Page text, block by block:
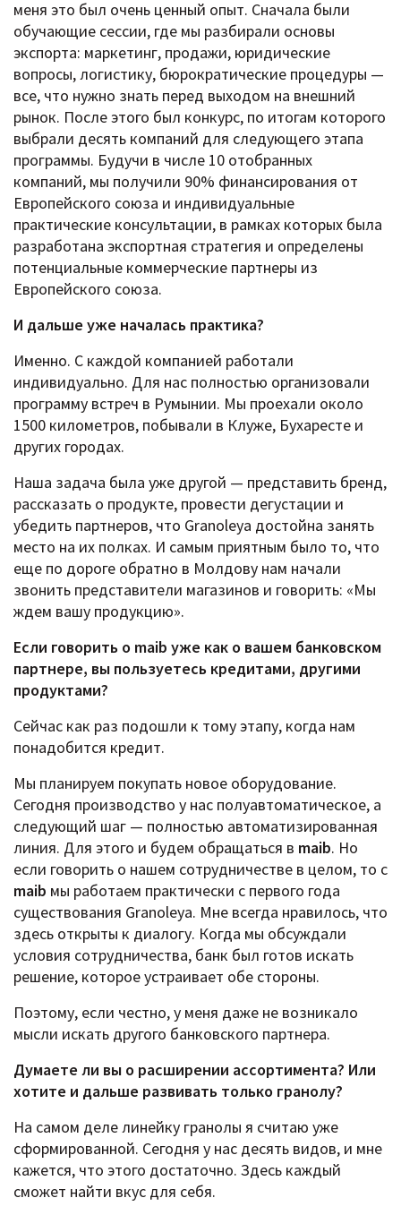
меня это был очень ценный опыт. Сначала были
обучающие сессии, где мы разбирали основы
экспорта: маркетинг, продажи, юридические
вопросы, логистику, бюрократические процедуры —
все, что нужно знать перед выходом на внешний
рынок. После этого был конкурс, по итогам которого
выбрали десять компаний для следующего этапа
программы. Будучи в числе 10 отобранных
компаний, мы получили 90% финансирования от
Европейского союза и индивидуальные
практические консультации, в рамках которых была
разработана экспортная стратегия и определены
потенциальные коммерческие партнеры из
Европейского союза.
И дальше уже началась практика?
Именно. С каждой компанией работали
индивидуально. Для нас полностью организовали
программу встреч в Румынии. Мы проехали около
1500 километров, побывали в Клуже, Бухаресте и
других городах.
Наша задача была уже другой — представить бренд,
рассказать о продукте, провести дегустации и
убедить партнеров, что Granoleya достойна занять
место на их полках. И самым приятным было то, что
еще по дороге обратно в Молдову нам начали
звонить представители магазинов и говорить: «Мы
ждем вашу продукцию».
Если говорить о maib уже как о вашем банковском
партнере, вы пользуетесь кредитами, другими
продуктами?
Сейчас как раз подошли к тому этапу, когда нам
понадобится кредит.
Мы планируем покупать новое оборудование.
Сегодня производство у нас полуавтоматическое, а
следующий шаг — полностью автоматизированная
линия. Для этого и будем обращаться в maib. Но
если говорить о нашем сотрудничестве в целом, то с
maib мы работаем практически с первого года
существования Granoleya. Мне всегда нравилось, что
здесь открыты к диалогу. Когда мы обсуждали
условия сотрудничества, банк был готов искать
решение, которое устраивает обе стороны.
Поэтому, если честно, у меня даже не возникало
мысли искать другого банковского партнера.
Думаете ли вы о расширении ассортимента? Или
хотите и дальше развивать только гранолу?
На самом деле линейку гранолы я считаю уже
сформированной. Сегодня у нас десять видов, и мне
кажется, что этого достаточно. Здесь каждый
сможет найти вкус для себя.